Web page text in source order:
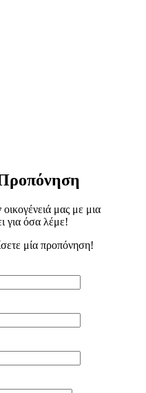
μας με μια
για όσα λέμε!
μία προπόνηση!